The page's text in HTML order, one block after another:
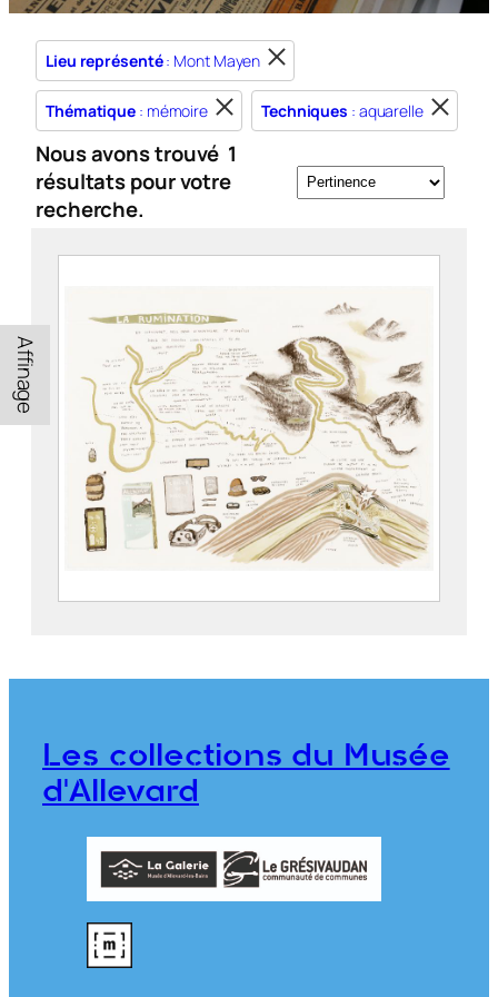
Lieu représenté: Mont Mayen
Thématique : mémoire Techniques : aquarelle
Nous avons trouvé 1
résultats pour votre
recherche.
Affinage
Zone Blanche – La rumination
Les collections du Musée
d'Allevard